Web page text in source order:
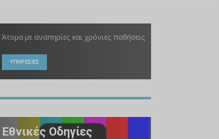
Άτομα με αναπηρίες και χρόνιες παθήσεις
ΥΠΗΡΕΣΙΕΣ
Εθνικές Οδηγίες